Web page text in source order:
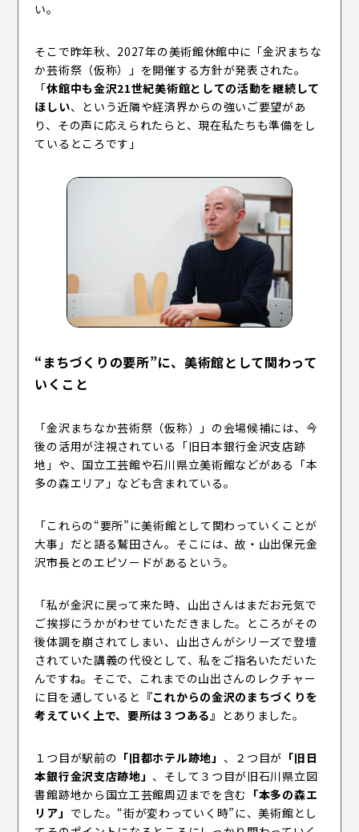
い。
そこで昨年秋、2027年の美術館休館中に「金沢まちな
か芸術祭（仮称）」を開催する方針が発表された。
「休館中も金沢21世紀美術館としての活動を継続して
ほしい、という近隣や経済界からの強いご要望があ
り、その声に応えられたらと、現在私たちも準備をし
ているところです」
“まちづくりの要所”に、美術館として関わって
いくこと
「金沢まちなか芸術祭（仮称）」の会場候補には、今
後の活用が注視されている「旧日本銀行金沢支店跡
地」や、国立工芸館や石川県立美術館などがある「本
多の森エリア」なども含まれている。
「これらの“要所”に美術館として関わっていくことが
大事」だと語る鷲田さん。そこには、故・山出保元金
沢市長とのエピソードがあるという。
「私が金沢に戻って来た時、山出さんはまだお元気で
ご挨拶にうかがわせていただきました。ところがその
後体調を崩されてしまい、山出さんがシリーズで登壇
されていた講義の代役として、私をご指名いただいた
んですね。そこで、これまでの山出さんのレクチャー
に目を通していると 『これからの金沢のまちづくりを
考えていく上で、要所は３つある』 とありました。
１つ目が駅前の 「旧都ホテル跡地」 、２つ目が 「旧日
本銀行金沢支店跡地」 、そして３つ目が旧石川県立図
書館跡地から国立工芸館周辺までを含む 「本多の森エ
リア」 でした。“街が変わっていく時”に、美術館とし